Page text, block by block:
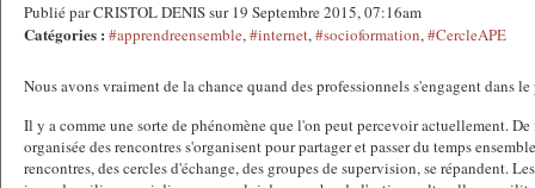
Publié par CRISTOL DENIS sur 19 Septembre 2015, 07:16am
Catégories : #apprendreensemble,#internet,#socioformation,#CercleAPE
Nous avons vraiment de la chance quand des professionnels s'engagent dans le
Il y a comme une sorte de phénomène que l'on peut percevoir actuellement.
organisée des rencontres s'organisent pour partager et passer du temps
rencontres, des cercles d'échange, des groupes de supervision, se répandent.